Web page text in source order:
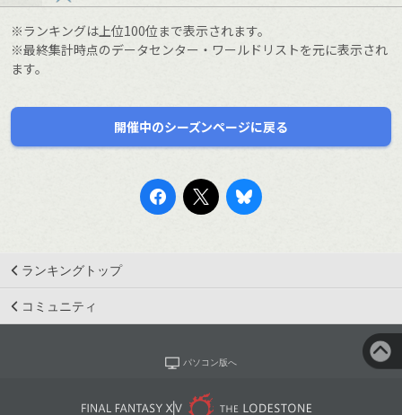
※ランキングは上位100位まで表示されます。
※最終集計時点のデータセンター・ワールドリストを元に表示され
ます。
開催中のシーズンページに戻る
ランキングトップ
コミュニティ
パソコン版へ